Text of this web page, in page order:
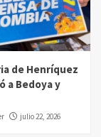
de Henríquez
a Bedoya y
julio 22, 2026